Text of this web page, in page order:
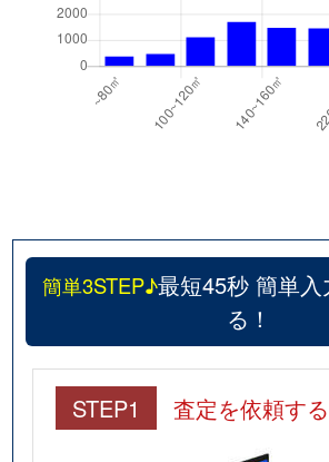
簡単3STEP♪最短45秒 簡単
る！
STEP1 査定を依頼する